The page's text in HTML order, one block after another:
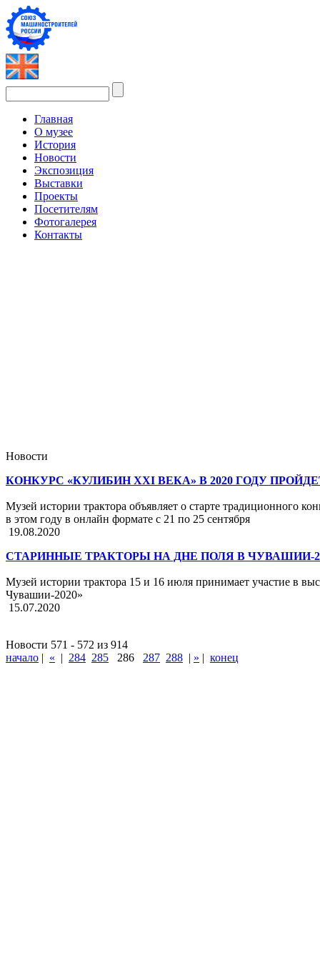
Главная
О музее
История
Новости
Экспозиция
Выставки
Проекты
Посетителям
Фотогалерея
Контакты
Новости
КОНКУРС «КУЛИБИН XXI ВЕКА» В 2020 ГОДУ
Музей истории трактора объявляет о старте традиционного
в этом году в онлайн формате с 21 по 25 сентября
19.08.2020
СТАРИННЫЕ ТРАКТОРЫ НА ДНЕ ПОЛЯ В ЧУВАШИИ-
Музей истории трактора 15 и 16 июля принимает участие в
Чувашии-2020»
15.07.2020
Новости 571 - 572 из 914
начало | « | 284 285 286 287 288 | » | конец